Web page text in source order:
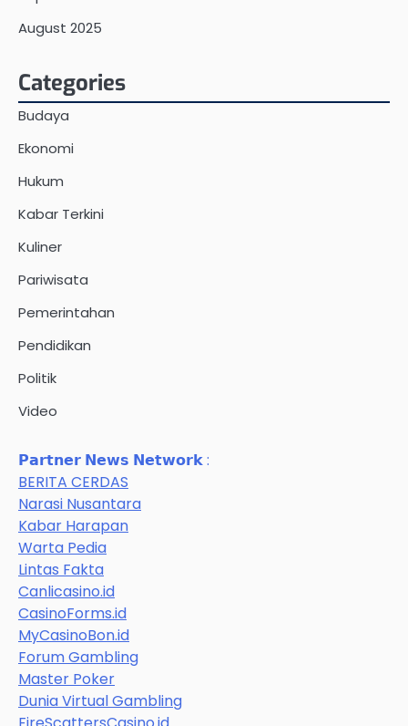
August 2025
Categories
Budaya
Ekonomi
Hukum
Kabar Terkini
Kuliner
Pariwisata
Pemerintahan
Pendidikan
Politik
Video
𝗣𝗮𝗿𝘁𝗻𝗲𝗿 𝗡𝗲𝘄𝘀 𝗡𝗲𝘁𝘄𝗼𝗿𝗸 :
BERITA CERDAS
Narasi Nusantara
Kabar Harapan
Warta Pedia
Lintas Fakta
Canlicasino.id
CasinoForms.id
MyCasinoBon.id
Forum Gambling
Master Poker
Dunia Virtual Gambling